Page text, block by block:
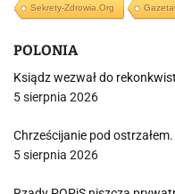
Sekrety-Zdrowia.org
POLONIA
Ksiądz wezwał do
5 sierpnia 2026
Chrześcijanie pod
5 sierpnia 2026